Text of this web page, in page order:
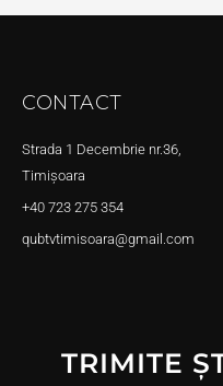
CONTACT
Strada 1 Decembrie nr.36,
Timișoara
+40 723 275 354
qubtvtimisoara@gmail.com
TRIMITE